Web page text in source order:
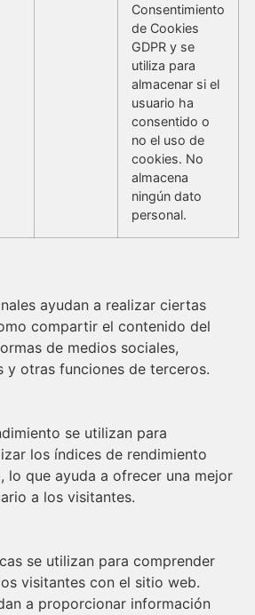
Consentimiento
de Cookies
GDPR y se
utiliza para
almacenar si el
usuario ha
consentido o
no el uso de
cookies. No
almacena
ningún dato
personal.
ayudan a realizar ciertas
compartir el contenido del
de medios sociales,
y otras funciones de terceros.
se utilizan para
los índices de rendimiento
lo que ayuda a ofrecer una mejor
a los visitantes.
se utilizan para comprender
visitantes con el sitio web.
a proporcionar información